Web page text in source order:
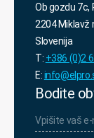
Ob gozdu 7c,
2204 Miklavž
Slovenija
T: +386 (0)2
E:
Bodite
vaš
e-